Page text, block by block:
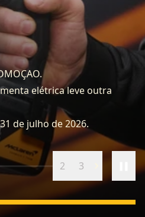
elétrica leve outra
de julho de 2026.
2 3